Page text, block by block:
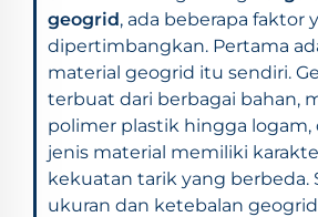
geogrid, ada beberapa faktor
dipertimbangkan. Pertama
material geogrid itu sendiri.
terbuat dari berbagai bahan,
polimer plastik hingga logam,
jenis material memiliki
kekuatan tarik yang berbeda.
ukuran dan ketebalan